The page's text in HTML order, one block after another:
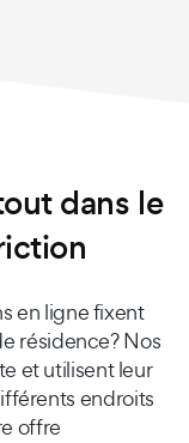
dans le
en ligne fixent
résidence? Nos
et utilisent leur
endroits
offre.